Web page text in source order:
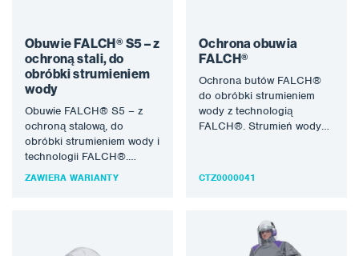
Obuwie FALCH® S5 – z
ochroną stali, do
obróbki strumieniem
wody
Obuwie FALCH® S5 – z
ochroną stalową, do
obróbki strumieniem wody i
technologii FALCH®.
Strumień wody (statyczny
ZAWIERA WARIANTY
Ochrona obuwia
FALCH®
Ochrona butów FALCH®
do obróbki strumieniem
wody z technologią
FALCH®. Strumień wody
ciśnienia roboczego…
CTZ0000041